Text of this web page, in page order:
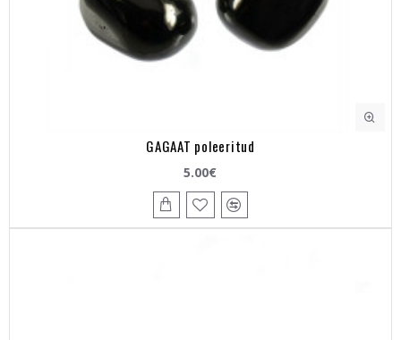
GAGAAT poleeritud
5.00€